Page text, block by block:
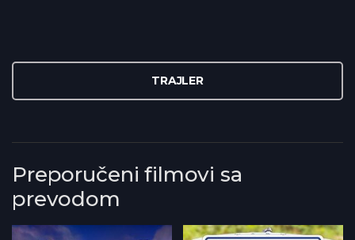
TRAJLER
Preporučeni filmovi sa
prevodom